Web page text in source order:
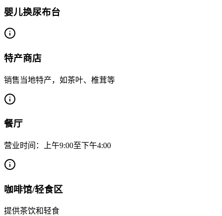
婴儿换尿布台
特产商店
销售当地特产，如茶叶、椎茸等
餐厅
营业时间：上午9:00至下午4:00
咖啡馆/轻食区
提供茶饮和轻食